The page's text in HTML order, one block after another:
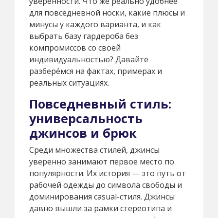
для повседневной носки, какие плюсы и
минусы у каждого варианта, и как
выбрать базу гардероба без
компромиссов со своей
индивидуальностью? Давайте
разберёмся на фактах, примерах и
реальных ситуациях.
Повседневный стиль:
универсальность
джинсов и брюк
Среди множества стилей, джинсы
уверенно занимают первое место по
популярности. Их история — это путь от
рабочей одежды до символа свободы и
доминирования casual-стиля. Джинсы
давно вышли за рамки стереотипа и